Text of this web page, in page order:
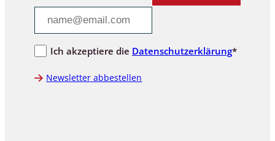
Ich akzeptiere die Datenschutzerklärung*
Newsletter abbestellen